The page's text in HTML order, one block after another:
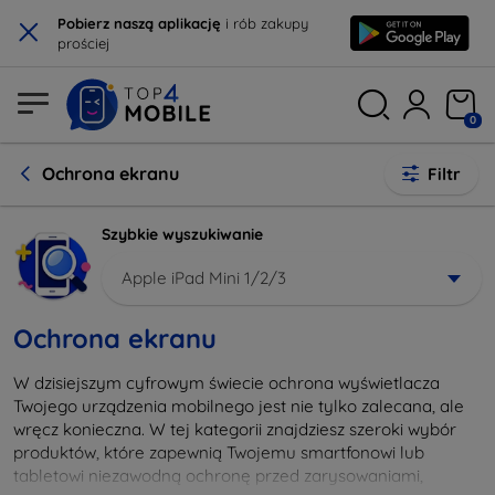
× Pobierz naszą aplikację i rób zakupy
prościej
0
Ochrona ekranu Filtr
Szybkie wyszukiwanie
Apple iPad Mini 1/2/3
Ochrona ekranu
W dzisiejszym cyfrowym świecie ochrona wyświetlacza
Twojego urządzenia mobilnego jest nie tylko zalecana, ale
wręcz konieczna. W tej kategorii znajdziesz szeroki wybór
produktów, które zapewnią Twojemu smartfonowi lub
tabletowi niezawodną ochronę przed zarysowaniami,